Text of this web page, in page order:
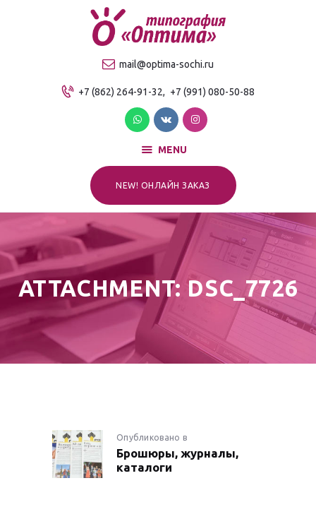
mail@optima-sochi.ru
+7 (862) 264-91-32, +7 (991) 080-50-88
MENU
NEW! ОНЛАЙН ЗАКАЗ
ATTACHMENT: DSC_7726
Качественная типография в Сочи
О компании
Продукция
Услуги
Прайс-лист
Для клиентов
НАВИГАЦИЯ
ПО
Опубликовано вПредыдущая
запись:
Брошюры, журналы,
каталоги